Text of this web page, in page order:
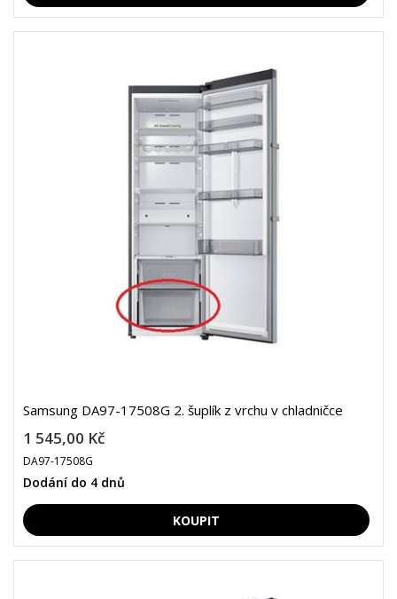
Samsung DA97-17508G 2. šuplík z vrchu v chladničce
1 545,00 Kč
DA97-17508G
Dodání do 4 dnů